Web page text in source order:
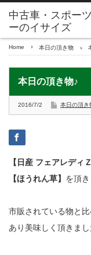
Home 本日の頂き物
本日の頂き物♪
2016/7/2 本日の頂き
【日産 フェアレディ
【ほうれん草】 を頂
市販されている物と
あり美味しく頂きまし